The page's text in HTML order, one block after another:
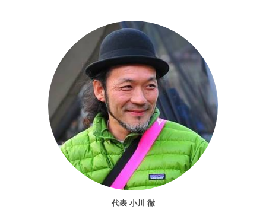
代表 小川 徹